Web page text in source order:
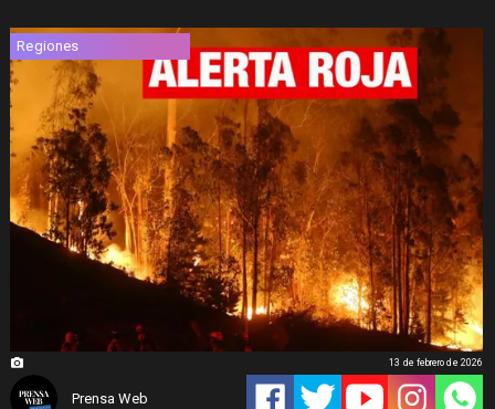
Regiones
Prensa Web
13 de febrero de 2026